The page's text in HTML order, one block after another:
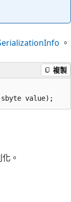
。
複製
value);
。